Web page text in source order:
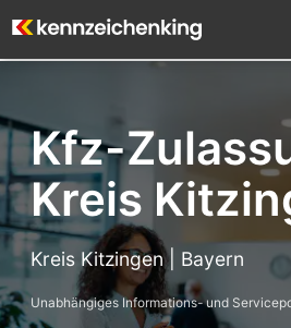
Kfz-
Kreis
Kreis Kitzingen | Bayern
Unabhängiges Informations- und